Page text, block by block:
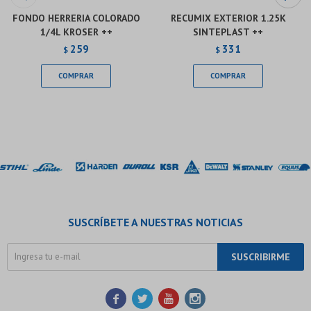
FONDO HERRERIA COLORADO
1/4L KROSER ++
$ 259
RECUMIX EXTERIOR 1.25K
SINTEPLAST ++
$ 331
SUSCRÍBETE A NUESTRAS NOTICIAS
SUSCRIBIRME
   